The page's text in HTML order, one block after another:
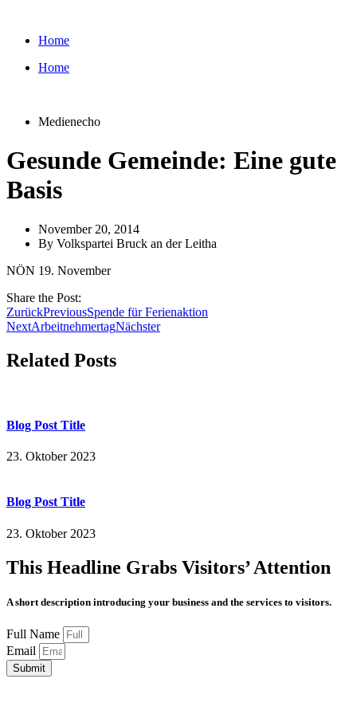
wechselnHome
Home
Medienecho
Gesunde Gemeinde: Eine gute
Basis
November 20, 2014
By Volkspartei Bruck an der Leitha
NÖN 19. November
Share the Post:
ZurückPreviousSpende für Ferienaktion
NextArbeitnehmertagNächster
Related Posts
Blog Post Title
23. Oktober 2023
Blog Post Title
23. Oktober 2023
This Headline Grabs Visitors’ Attention
A short description introducing your business and the services to visitors.
Full Name
Email
Submit